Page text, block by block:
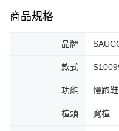
權轉讓予恩沛科技股份有限公司。
２．關於個人資料處理事宜，請
３．未成年的使用者請事先徵
時審查核予不同之上限額度；
請求用戶進行身份認證。
５．嚴禁一人註冊多個帳號或
恩沛科技股份有限公司將有權
商品規格
品牌
款式
功能 慢跑鞋
楦頭 寬楦